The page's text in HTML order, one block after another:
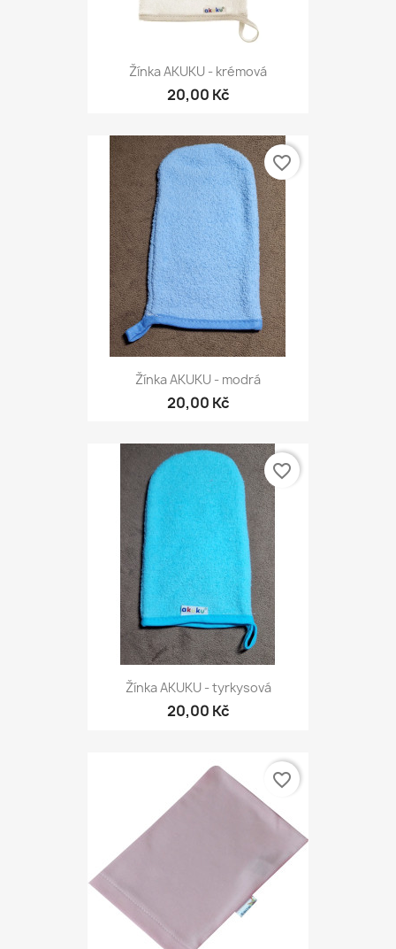
Žínka AKUKU - krémová
20,00 Kč
Žínka AKUKU - modrá
20,00 Kč
favorite_border
Žínka AKUKU - tyrkysová
20,00 Kč
favorite_border
favorite_border